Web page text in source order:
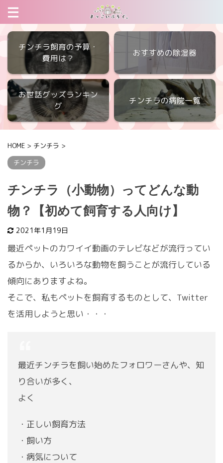
チンチラ飼育の予算・
費用は？
おすすめの除湿器
お世話グッズランキン
グ
チンチラの病院一覧
HOME > チンチラ >
チンチラ
チンチラ（小動物）ってどんな動
物？【初めて飼育する人向け】
2021年1月19日
最近ペットのカワイイ動画のテレビなどが流行ってい
るからか、いろいろな動物を飼うことが流行している
傾向にありますよね。
そこで、私もペットを飼育するものとして、Twitter
を活用しようと思い・・・
最近チンチラを飼い始めたフォロワーさんや、知
り合いが多く、
よく
・正しい飼育方法
・飼い方
・病気について